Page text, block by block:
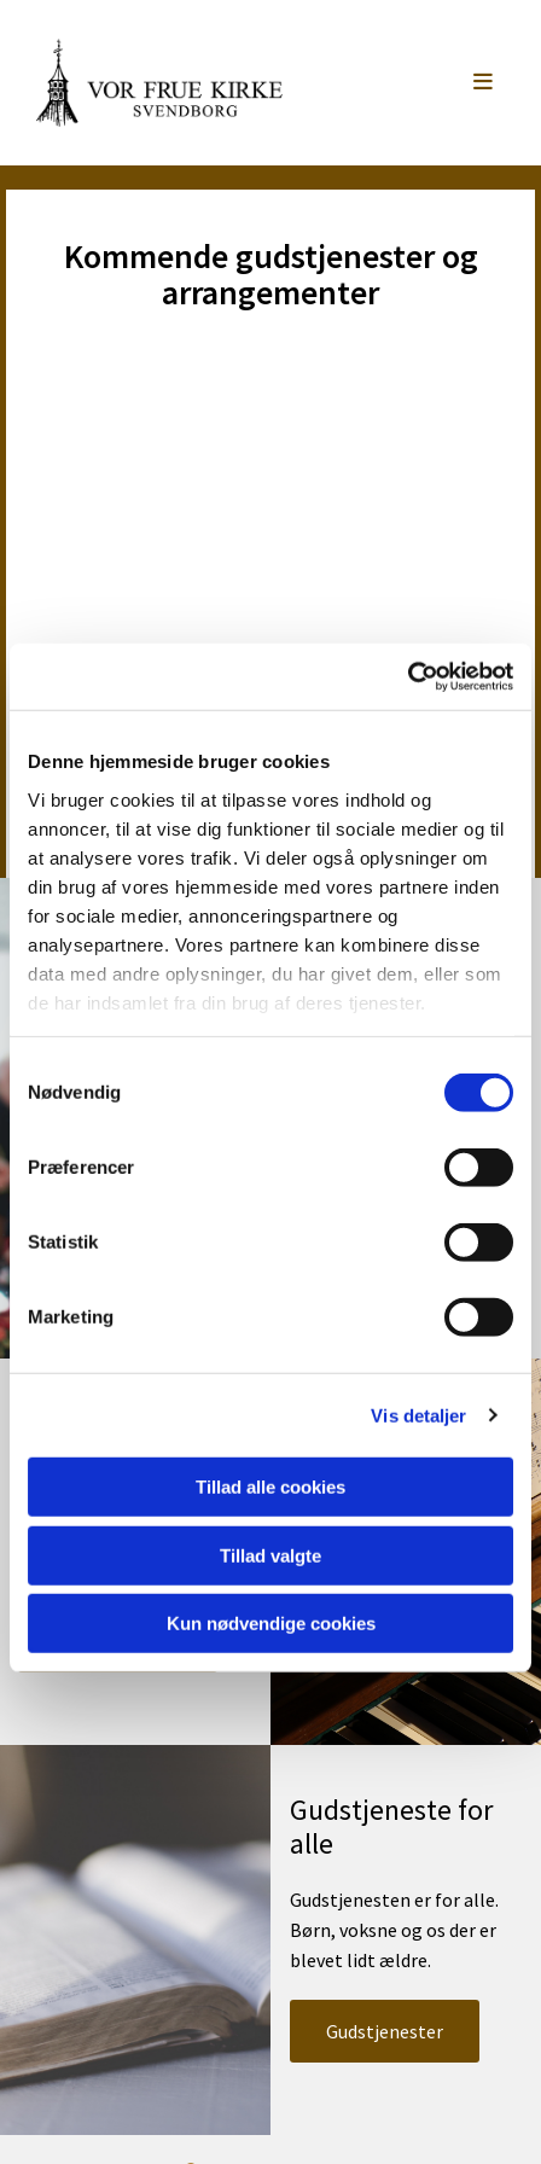
Denne hjemmeside bruger cookies
Vi bruger cookies til at tilpasse vores indhold og
annoncer, til at vise dig funktioner til sociale medier og til
at analysere vores trafik. Vi deler også oplysninger om
din brug af vores hjemmeside med vores partnere inden
for sociale medier, annonceringspartnere og
analysepartnere. Vores partnere kan kombinere disse
data med andre oplysninger, du har givet dem, eller som
de har indsamlet fra din brug af deres tjenester.
Samtykkevalg
Nødvendig
Præferencer
Statistik
Marketing
Vis detaljer
Tillad alle cookies
Tillad valgte
Kun nødvendige cookies
Kommende gudstjenester og
arrangementer
Aktiviteter for børn
og familier
Vi har en bred vifte af
spaghettigudstjeneste.
Børn og familier
Kristendommen og vores
kultur er tæt forbundet.
Gudstjeneste for
alle
Gudstjenesten er for alle.
Børn, voksne og os der er
blevet lidt ældre.
Gudstjenester